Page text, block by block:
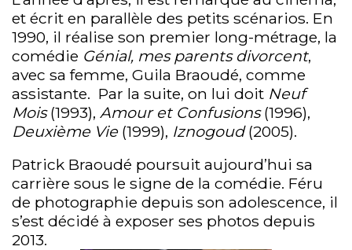
et écrit en parallèle des petits scénarios. En
1990, il réalise son premier long-métrage, la
comédie Génial, mes parents divorcent,
avec sa femme, Guila Braoudé, comme
assistante. Par la suite, on lui doit Neuf
Mois(1993), Amour et Confusions(1996),
Deuxième Vie(1999), Iznogoud(2005).
Patrick Braoudé poursuit aujourd’hui sa
carrière sous le signe de la comédie. Féru
de photographie depuis son adolescence, il
s’est décidé à exposer ses photos depuis
2013.